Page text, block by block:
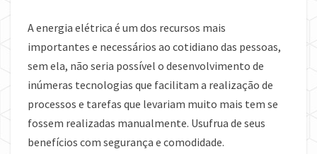
A energia elétrica é um dos recursos mais
importantes e necessários ao cotidiano das pessoas,
sem ela, não seria possível o desenvolvimento de
inúmeras tecnologias que facilitam a realização de
processos e tarefas que levariam muito mais tem se
fossem realizadas manualmente. Usufrua de seus
benefícios com segurança e comodidade.